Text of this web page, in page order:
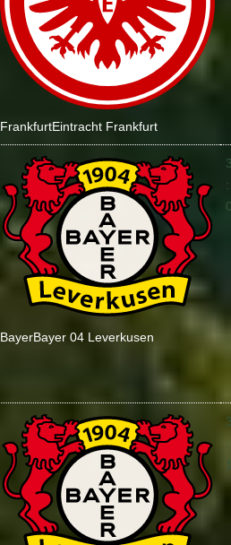
FrankfurtEintracht Frankfurt
BayerBayer 04 Leverkusen
:
: